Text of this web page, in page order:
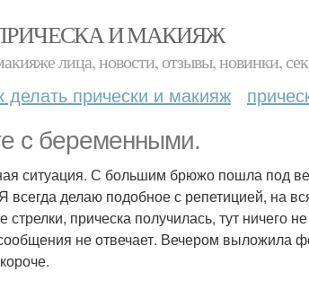
И МАКИЯЖ
лица, новости, отзывы, новинки,
делать прически и макияж
с беременными.
ситуация. С большим брюжо пошла под
всегда делаю подобное с репетицией, на
прическа получилась, тут ничего
не отвечает. Вечером выложила